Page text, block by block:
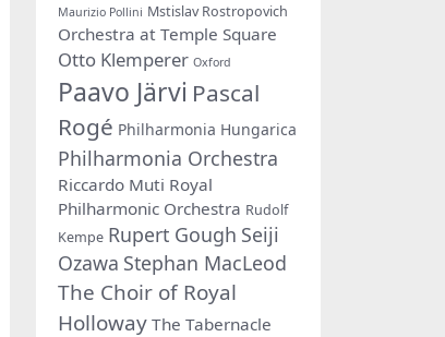
Maurizio Pollini Mstislav Rostropovich
Orchestra at Temple Square
Otto Klemperer Oxford
Paavo Järvi Pascal
Rogé Philharmonia Hungarica
Philharmonia Orchestra
Riccardo Muti Royal
Philharmonic Orchestra Rudolf
Kempe Rupert Gough Seiji
Ozawa Stephan MacLeod
The Choir of Royal
Holloway The Tabernacle